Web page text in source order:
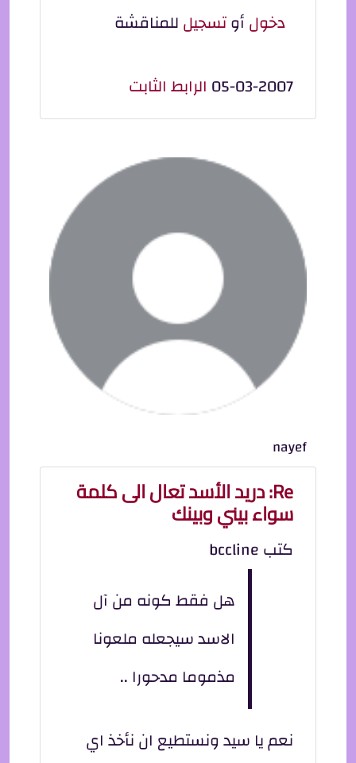
دخولأوتسجيلللمناقشة
05-03-2007 الرابط الثابت
nayef
Re: دريد الأسد تعال الى كلمة
سواء بيني وبينك
كتب bccline
هل فقط كونه من آل
الاسد سيجعله ملعونا
مذموما مدحورا ..
نعم يا سيد ونستطيع ان نأخذ اي